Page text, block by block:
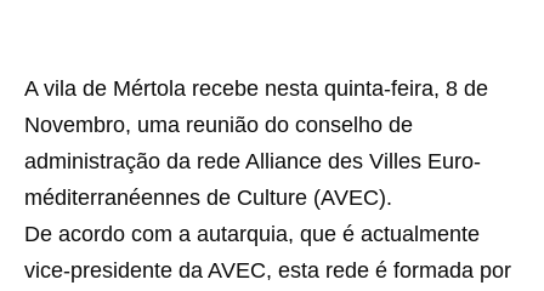
A vila de Mértola recebe nesta quinta-feira, 8 de
Novembro, uma reunião do conselho de
administração da rede Alliance des Villes Euro-
méditerranéennes de Culture (AVEC).
De acordo com a autarquia, que é actualmente
vice-presidente da AVEC, esta rede é formada por